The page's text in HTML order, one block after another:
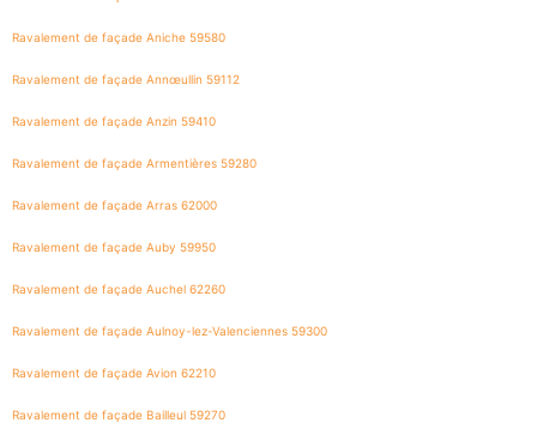
Ravalement de façade Aniche 59580
Ravalement de façade Annœullin 59112
Ravalement de façade Anzin 59410
Ravalement de façade Armentières 59280
Ravalement de façade Arras 62000
Ravalement de façade Auby 59950
Ravalement de façade Auchel 62260
Ravalement de façade Aulnoy-lez-Valenciennes 59300
Ravalement de façade Avion 62210
Ravalement de façade Bailleul 59270